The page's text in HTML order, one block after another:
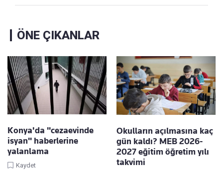
ÖNE ÇIKANLAR
Konya'da "cezaevinde
isyan" haberlerine
yalanlama
Kaydet
Okulların açılmasına kaç
gün kaldı? MEB 2026-
2027 eğitim öğretim yılı
takvimi